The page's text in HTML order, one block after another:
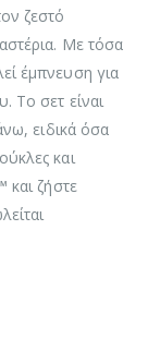
ζεστό
Με τόσα
έμπνευση για
Το σετ είναι
ειδικά όσα
και
και ζήστε